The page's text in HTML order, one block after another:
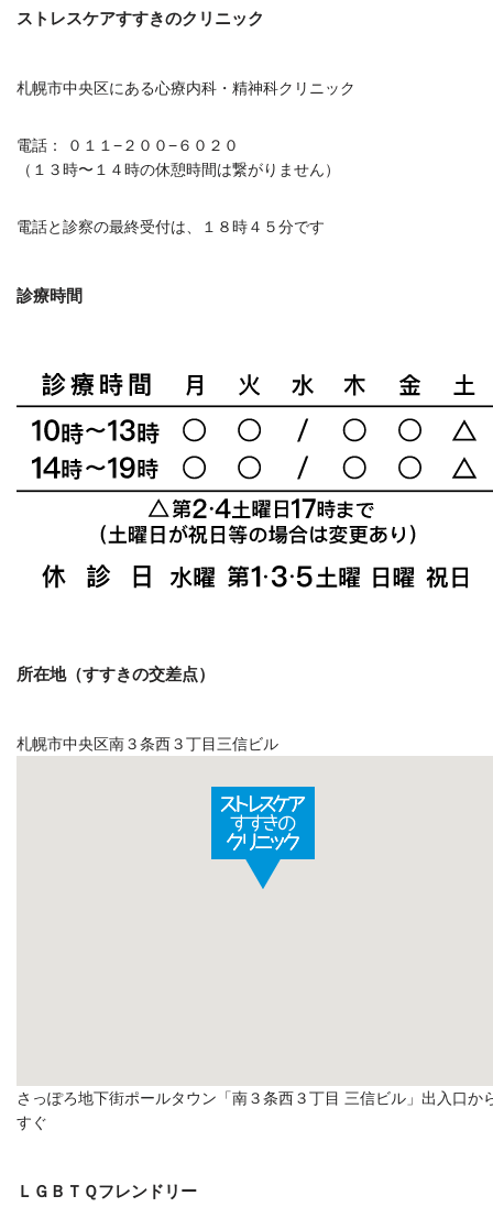
ストレスケアすすきのクリニック
札幌市中央区にある心療内科・精神科クリニック
電話： ０１１−２００−６０２０
（１３時〜１４時の休憩時間は繋がりません）
電話と診察の最終受付は、１８時４５分です
診療時間
所在地（すすきの交差点）
札幌市中央区南３条西３丁目三信ビル
さっぽろ地下街ポールタウン「南３条西３丁目 三信ビル」出入口か
すぐ
ＬＧＢＴＱフレンドリー